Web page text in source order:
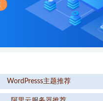
WordPresss主题推荐